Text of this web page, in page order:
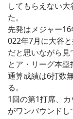
してもらえない
た。
先発はメジャー
022年7月に大谷
だと思いながら
とア・リーグ本塁
通算成績は6打数
る。
1回の第1打席、
がワンバウンドし